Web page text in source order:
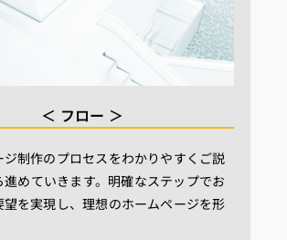
＜ フロー ＞
ジ制作のプロセスをわかりやすくご説
進めていきます。明確なステップでお
望を実現し、理想のホームページを形